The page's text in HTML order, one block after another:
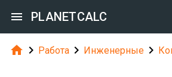
 PLANETCALC
  Работа  Инженерные 